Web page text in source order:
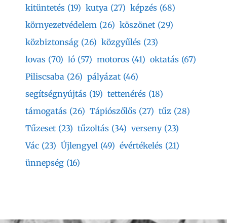
kitüntetés (19) kutya (27) képzés (68)
környezetvédelem (26) köszönet (29)
közbiztonság (26) közgyűlés (23)
lovas (70) ló (57) motoros (41) oktatás (67)
Piliscsaba (26) pályázat (46)
segítségnyújtás (19) tettenérés (18)
támogatás (26) Tápiószőlős (27) tűz (28)
Tűzeset (23) tűzoltás (34) verseny (23)
Vác (23) Újlengyel (49) évértékelés (21)
ünnepség (16)